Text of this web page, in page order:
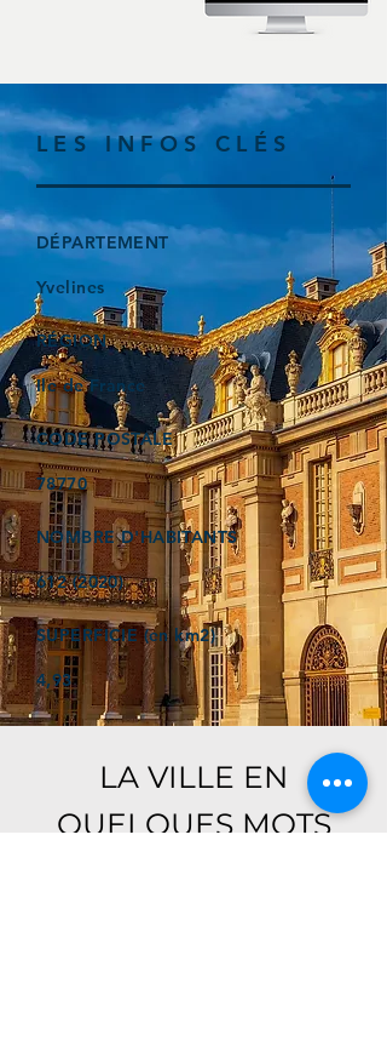
LES INFOS CLÉS
DÉPARTEMENT
Yvelines
RÉGION
Ile de France
CODE POSTALE
78770
NOMBRE D'HABITANTS
612 (2020)
SUPERFICIE (en km2)
4,93
LA VILLE EN
QUELQUES MOTS